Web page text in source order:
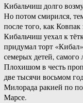
Кибальчиш долго
Но потом смирился,
после того, как
Кибальчиш уехал к
придумал торт
семерых детей,
Плохишом в честь
две тысячи восьмом
Милорада ракией по
Марсе.